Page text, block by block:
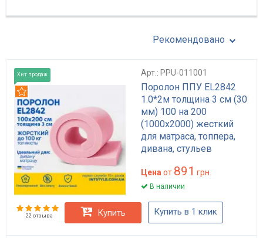
Рекомендовано
Хит продаж Арт.: PPU-011001
Поролон ППУ EL2842
1.0*2м толщина 3 см (30
мм) 100 на 200
(1000х2000) жесткий
для матраса, топпера,
дивана, стульев
Цена от 891 грн.
В наличии
22 отзыва Купить Купить в 1 клик